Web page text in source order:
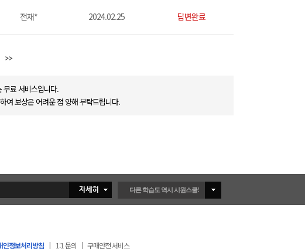
전재* 2024.02.25 답변완료
무료 서비스입니다.
여 보상은 어려운 점 양해 부탁드립니다.
다른 학습도 역시 시원스쿨!
인정보처리방침 | 1:1 문의 | 구매안전 서비스